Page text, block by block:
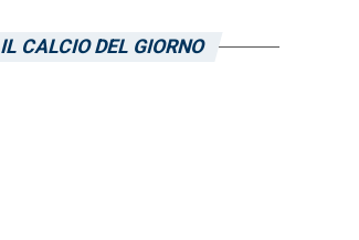
IL CALCIO DEL GIORNO